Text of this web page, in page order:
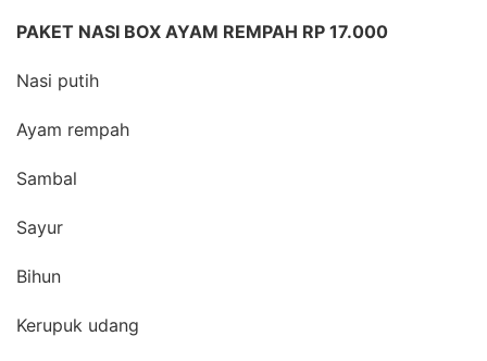
PAKET NASI BOX AYAM REMPAH RP 17.000
Nasi putih
Ayam rempah
Sambal
Sayur
Bihun
Kerupuk udang